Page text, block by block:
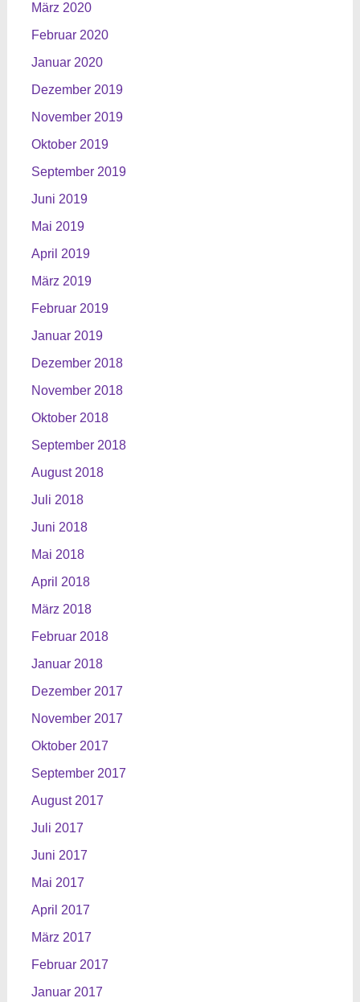
März 2020
Februar 2020
Januar 2020
Dezember 2019
November 2019
Oktober 2019
September 2019
Juni 2019
Mai 2019
April 2019
März 2019
Februar 2019
Januar 2019
Dezember 2018
November 2018
Oktober 2018
September 2018
August 2018
Juli 2018
Juni 2018
Mai 2018
April 2018
März 2018
Februar 2018
Januar 2018
Dezember 2017
November 2017
Oktober 2017
September 2017
August 2017
Juli 2017
Juni 2017
Mai 2017
April 2017
März 2017
Februar 2017
Januar 2017